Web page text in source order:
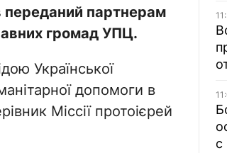
переданий партнерам
громад УПЦ.
Української
допомоги в
Міссії протоієрей
с